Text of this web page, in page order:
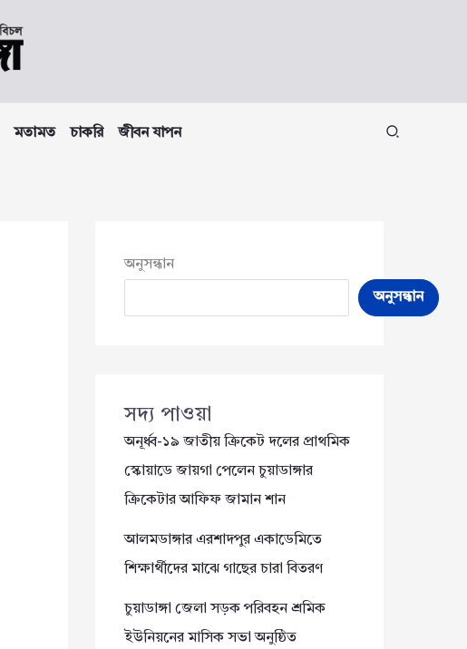
মতামত চাকরি জীবন যাপন
অনুসন্ধান
অনুসন্ধান
সদ্য পাওয়া
অনূর্ধ্ব-১৯ জাতীয় ক্রিকেট দলের প্রাথমিক
স্কোয়াডে জায়গা পেলেন চুয়াডাঙ্গার
ক্রিকেটার আফিফ জামান শান
আলমডাঙ্গার এরশাদপুর একাডেমিতে
শিক্ষার্থীদের মাঝে গাছের চারা বিতরণ
চুয়াডাঙ্গা জেলা সড়ক পরিবহন শ্রমিক
ইউনিয়নের মাসিক সভা অনুষ্ঠিত